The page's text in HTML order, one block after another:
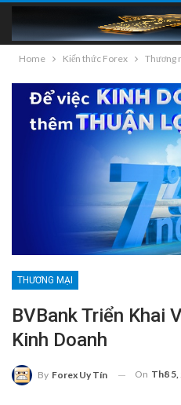
Home Kiến thức Forex Thương
THƯƠNG MẠI
BVBank Triển Khai
Kinh Doanh
By Forex Uy Tín On Th8 5,